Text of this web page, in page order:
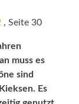
, Seite 30
muss es
sind
Es